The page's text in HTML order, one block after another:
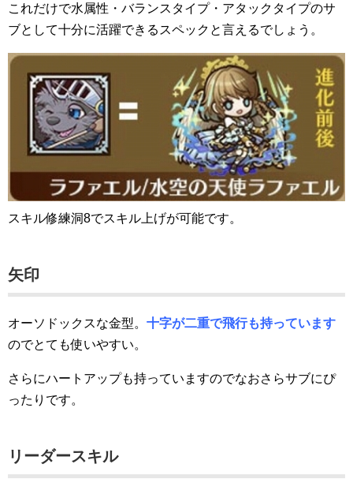
これだけで水属性・バランスタイプ・アタックタイプのサ
ブとして十分に活躍できるスペックと言えるでしょう。
スキル修練洞8でスキル上げが可能です。
矢印
オーソドックスな金型。 十字が二重で飛行も持っています
のでとても使いやすい。
さらにハートアップも持っていますのでなおさらサブにぴ
ったりです。
リーダースキル